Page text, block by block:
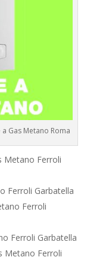
Gas Metano Roma
Metano Ferroli
Ferroli Garbatella
Ferroli
Ferroli Garbatella
Metano Ferroli